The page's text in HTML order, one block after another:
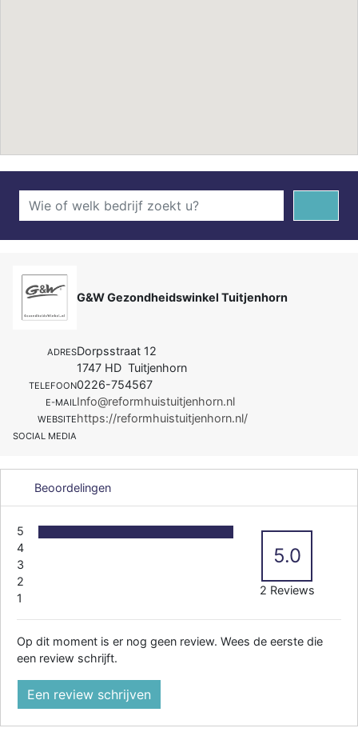
G&W Gezondheidswinkel Tuitjenhorn
ADRESDorpsstraat 12
1747 HD Tuitjenhorn
TELEFOON0226-754567
E-MAILInfo@reformhuistuitjenhorn.nl
WEBSITEhttps://reformhuistuitjenhorn.nl/
SOCIAL MEDIA
Beoordelingen
5
4
3
2
1
5.0
2 Reviews
Op dit moment is er nog geen review. Wees de eerste die
een review schrijft.
Een review schrijven